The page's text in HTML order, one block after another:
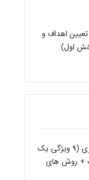
اهداف و
اول)
بهترین جراح لاغری (9 ویژگی یک
+ روش های